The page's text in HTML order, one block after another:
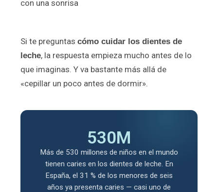
Si te preguntas cómo cuidar los dientes de
leche, la respuesta empieza mucho antes de lo
que imaginas. Y va bastante más allá de
«cepillar un poco antes de dormir».
530M
Más de 530 millones de niños en el mundo
tienen caries en los dientes de leche. En
España, el 31 % de los menores de seis
años ya presenta caries — casi uno de